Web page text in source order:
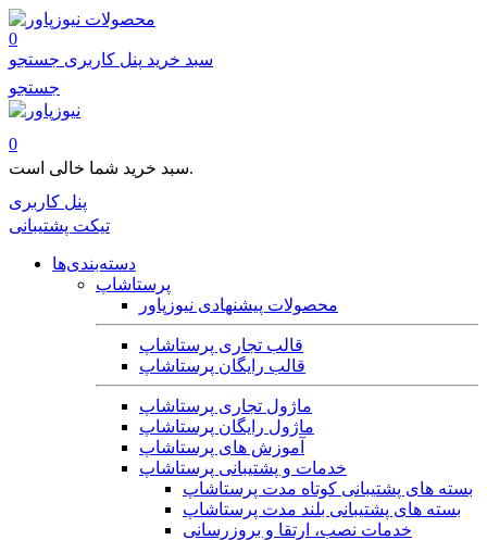
محصولات
0
سبد خرید پنل کاربری جستجو
جستجو
0
سبد خرید شما خالی است.
پنل کاربری
تیکت پشتیبانی
دسته‌بندی‌ها
پرستاشاپ
محصولات پیشنهادی نیوزپاور
قالب تجاری پرستاشاپ
قالب رایگان پرستاشاپ
ماژول تجاری پرستاشاپ
ماژول رایگان پرستاشاپ
آموزش های پرستاشاپ
خدمات و پشتیبانی پرستاشاپ
بسته های پشتیبانی کوتاه مدت پرستاشاپ
بسته های پشتیبانی بلند مدت پرستاشاپ
خدمات نصب، ارتقا و بروزرسانی